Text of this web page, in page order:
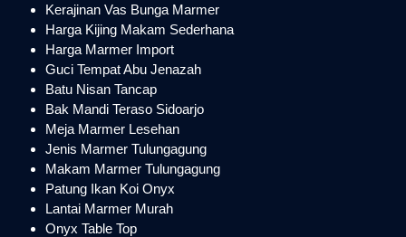
Kerajinan Vas Bunga Marmer
Harga Kijing Makam Sederhana
Harga Marmer Import
Guci Tempat Abu Jenazah
Batu Nisan Tancap
Bak Mandi Teraso Sidoarjo
Meja Marmer Lesehan
Jenis Marmer Tulungagung
Makam Marmer Tulungagung
Patung Ikan Koi Onyx
Lantai Marmer Murah
Onyx Table Top